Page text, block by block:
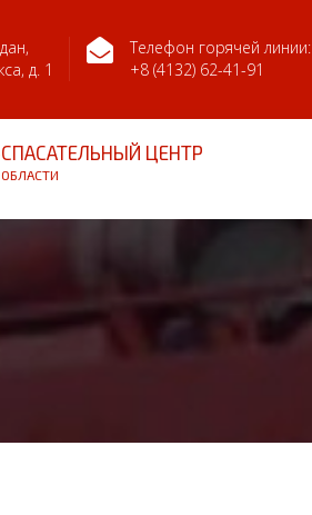
д. 1
Телефон горячей линии:
+8 (4132) 62-41-91
ЦЕНТР